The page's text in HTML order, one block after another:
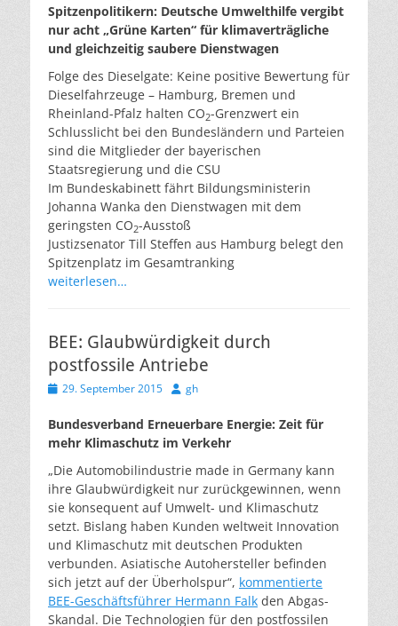
Spitzenpolitikern: Deutsche Umwelthilfe vergibt
nur acht „Grüne Karten“ für klimaverträgliche
und gleichzeitig saubere Dienstwagen
Folge des Dieselgate: Keine positive Bewertung für
Dieselfahrzeuge – Hamburg, Bremen und
Rheinland-Pfalz halten CO2-Grenzwert ein
Schlusslicht bei den Bundesländern und Parteien
sind die Mitglieder der bayerischen
Staatsregierung und die CSU
Im Bundeskabinett fährt Bildungsministerin
Johanna Wanka den Dienstwagen mit dem
geringsten CO2-Ausstoß
Justizsenator Till Steffen aus Hamburg belegt den
Spitzenplatz im Gesamtranking
weiterlesen…
BEE: Glaubwürdigkeit durch
postfossile Antriebe
Veröffentlicht
29. September 2015 Autor
gh
Bundesverband Erneuerbare Energie: Zeit für
mehr Klimaschutz im Verkehr
„Die Automobilindustrie made in Germany kann
ihre Glaubwürdigkeit nur zurückgewinnen, wenn
sie konsequent auf Umwelt- und Klimaschutz
setzt. Bislang haben Kunden weltweit Innovation
und Klimaschutz mit deutschen Produkten
verbunden. Asiatische Autohersteller befinden
sich jetzt auf der Überholspur“, kommentierte
BEE-Geschäftsführer Hermann Falk den Abgas-
Skandal. Die Technologien für den postfossilen